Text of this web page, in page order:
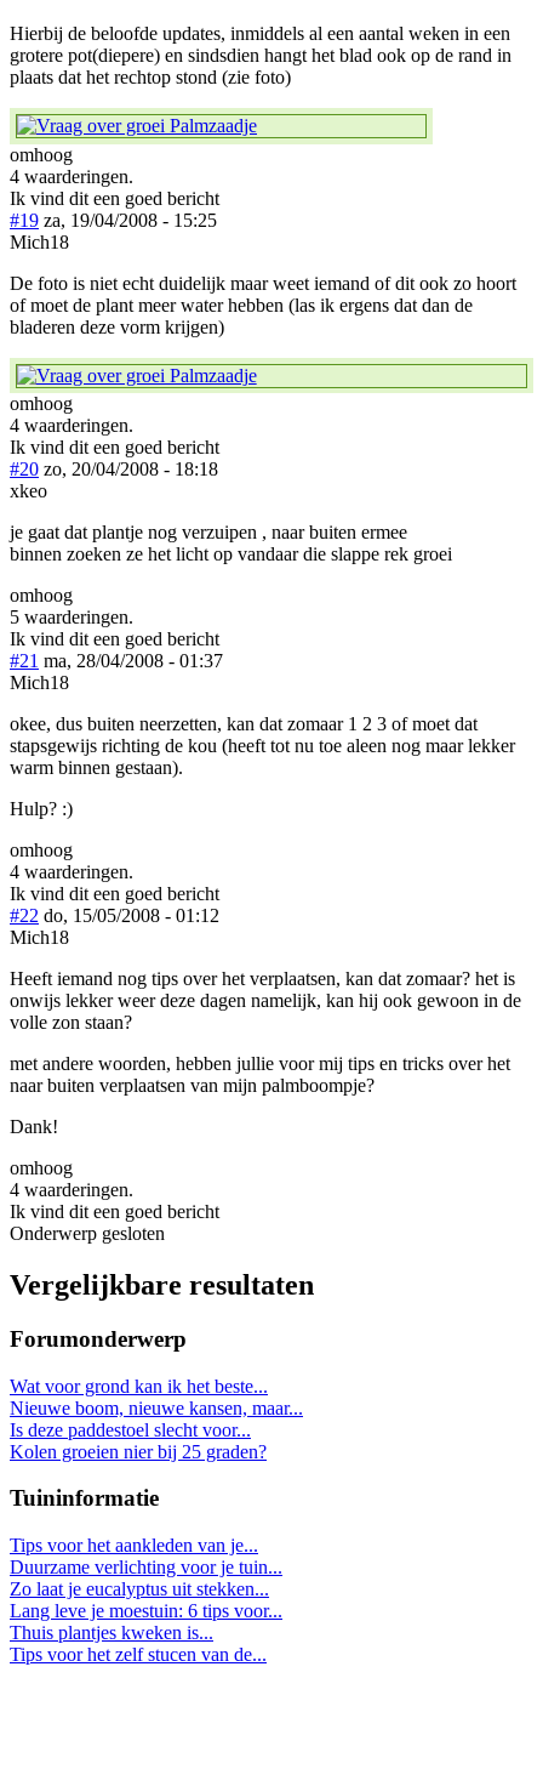
Hierbij de beloofde updates, inmiddels al een aantal weken in een
grotere pot(diepere) en sindsdien hangt het blad ook op de rand in
plaats dat het rechtop stond (zie foto)
omhoog
4 waarderingen.
Ik vind dit een goed bericht
#19 za, 19/04/2008 - 15:25
Mich18
De foto is niet echt duidelijk maar weet iemand of dit ook zo hoort
of moet de plant meer water hebben (las ik ergens dat dan de
bladeren deze vorm krijgen)
omhoog
4 waarderingen.
Ik vind dit een goed bericht
#20 zo, 20/04/2008 - 18:18
xkeo
je gaat dat plantje nog verzuipen , naar buiten ermee
binnen zoeken ze het licht op vandaar die slappe rek groei
omhoog
5 waarderingen.
Ik vind dit een goed bericht
#21 ma, 28/04/2008 - 01:37
Mich18
okee, dus buiten neerzetten, kan dat zomaar 1 2 3 of moet dat
stapsgewijs richting de kou (heeft tot nu toe aleen nog maar lekker
warm binnen gestaan).
Hulp? :)
omhoog
4 waarderingen.
Ik vind dit een goed bericht
#22 do, 15/05/2008 - 01:12
Mich18
Heeft iemand nog tips over het verplaatsen, kan dat zomaar? het is
onwijs lekker weer deze dagen namelijk, kan hij ook gewoon in de
volle zon staan?
met andere woorden, hebben jullie voor mij tips en tricks over het
naar buiten verplaatsen van mijn palmboompje?
Dank!
omhoog
4 waarderingen.
Ik vind dit een goed bericht
Onderwerp gesloten
Vergelijkbare resultaten
Forumonderwerp
Wat voor grond kan ik het beste...
Nieuwe boom, nieuwe kansen, maar...
Is deze paddestoel slecht voor...
Kolen groeien nier bij 25 graden?
Tuininformatie
Tips voor het aankleden van je...
Duurzame verlichting voor je tuin...
Zo laat je eucalyptus uit stekken...
Lang leve je moestuin: 6 tips voor...
Thuis plantjes kweken is...
Tips voor het zelf stucen van de...